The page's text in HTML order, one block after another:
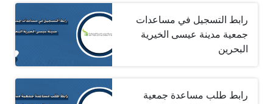
رابط التسجيل في مساعدات
جمعية مدينة عيسى الخيرية
البحرين
رابط طلب مساعدة جمعية